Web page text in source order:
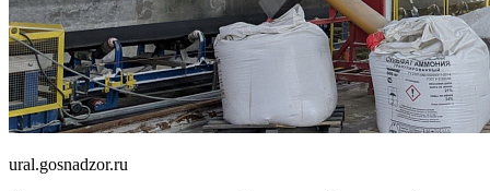
ural.gosnadzor.ru